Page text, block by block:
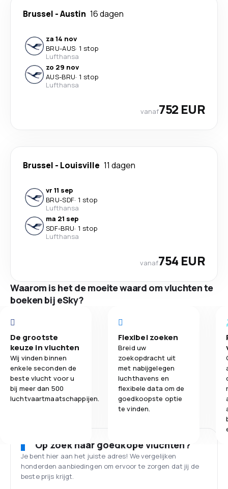
Brussel -Austin 16 dagen
za 14 nov
BRU-AUS· 1 stop
Lufthansa
zo 29 nov
AUS-BRU· 1 stop
Lufthansa
vanaf752 EUR
Brussel - Louisville 11 dagen
vr 11 sep
BRU-SDF· 1 stop
Lufthansa
ma 21 sep
SDF-BRU· 1 stop
Lufthansa
vanaf754 EUR
Waarom is het de moeite waard om vluchten te
boeken bij eSky?
De grootste
keuze in vluchten
Wij vinden binnen
enkele seconden de
beste vlucht voor u
bij meer dan 500
luchtvaartmaatschappijen.
Flexibel zoeken
Breid uw
zoekopdracht uit
met nabijgelegen
luchthavens en
flexibele data om de
goedkoopste optie
te vinden.
Op zoek naar goedkope vluchten?
Je bent hier aan het juiste adres! We vergelijken
honderden aanbiedingen om ervoor te zorgen dat jij de
beste prijs krijgt.